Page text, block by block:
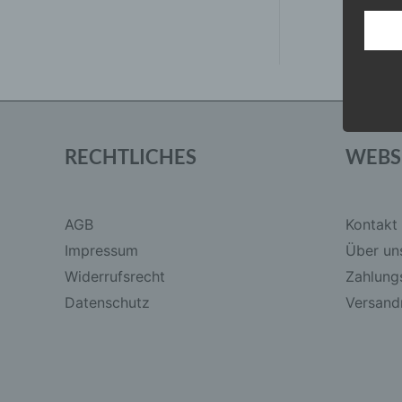
RECHTLICHES
AGB
Impressum
Widerrufsrecht
Datenschutz
Kontakt
Über